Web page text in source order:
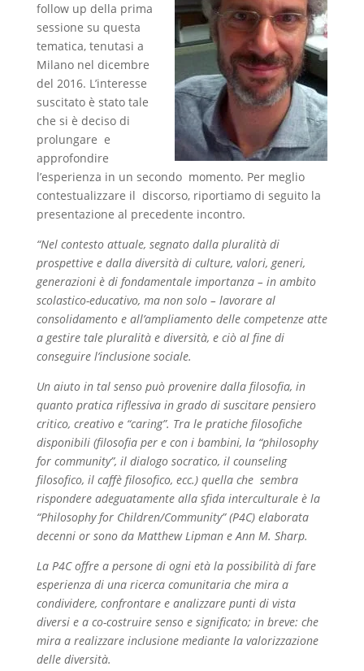
follow up della prima
sessione su questa
tematica, tenutasi a
Milano nel dicembre
del 2016. L’interesse
suscitato è stato tale
che si è deciso di
prolungare e
approfondire
l’esperienza in un secondo momento. Per meglio
contestualizzare il discorso, riportiamo di seguito la
presentazione al precedente incontro.
“Nel contesto attuale, segnato dalla pluralità di
prospettive e dalla diversità di culture, valori, generi,
generazioni è di fondamentale importanza – in ambito
scolastico-educativo, ma non solo – lavorare al
consolidamento e all’ampliamento delle competenze atte
a gestire tale pluralità e diversità, e ciò al fine di
conseguire l’inclusione sociale.
Un aiuto in tal senso può provenire dalla filosofia, in
quanto pratica riflessiva in grado di suscitare pensiero
critico, creativo e “caring”. Tra le pratiche filosofiche
disponibili (filosofia per e con i bambini, la “philosophy
for community”, il dialogo socratico, il counseling
filosofico, il caffè filosofico, ecc.) quella che sembra
rispondere adeguatamente alla sfida interculturale è la
“Philosophy for Children/Community” (P4C) elaborata
decenni or sono da Matthew Lipman e Ann M. Sharp.
La P4C offre a persone di ogni età la possibilità di fare
esperienza di una ricerca comunitaria che mira a
condividere, confrontare e analizzare punti di vista
diversi e a co-costruire senso e significato; in breve: che
mira a realizzare inclusione mediante la valorizzazione
delle diversità.